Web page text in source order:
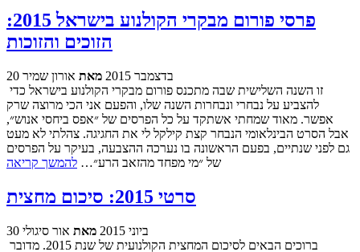
פרסי פורום מבקרי הקולנוע בישראל 2015:
הזוכים והזוכות
20 בדצמבר 2015 מאת אורון שמיר
להצביע על נבחרי ונבחרות השנה שלו, והפעם אני הכי מרוצה שרק
אפשר. מאוד שמחתי אשתקד על כל הפרסים של ״אפס ביחסי אנוש״,
אבל הסרט הבינלאומי הנבחר קצת קילקל לי את החגיגה. צהלתי לא מעט
גם לפני שנתיים, בפעם הראשונה בו נערכה ההצבעה, בעיקר על הפרסים
של ״מי מפחד מהזאב הרע״… להמשך קריאה
סרטי 2015: סיכום מחצית
30 ביוני 2015 מאת אור סיגולי